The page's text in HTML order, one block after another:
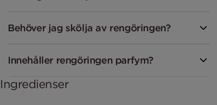
Behöver jag skölja av rengöringen?
Innehåller rengöringen parfym?
Ingredienser